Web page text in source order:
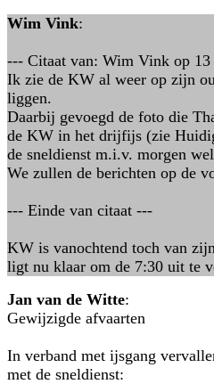
Wim Vink:
--- Citaat van: Wim Vink op
Ik zie de KW al weer op zijn
liggen.
Daarbij gevoegd de foto die
de KW in het drijfijs (zie
de sneldienst m.i.v. morgen
We zullen de berichten op de
--- Einde van citaat ---
KW is vanochtend toch van
ligt nu klaar om de 7:30 uit te
Jan van de Witte:
Gewijzigde afvaarten
In verband met ijsgang
met de sneldienst: